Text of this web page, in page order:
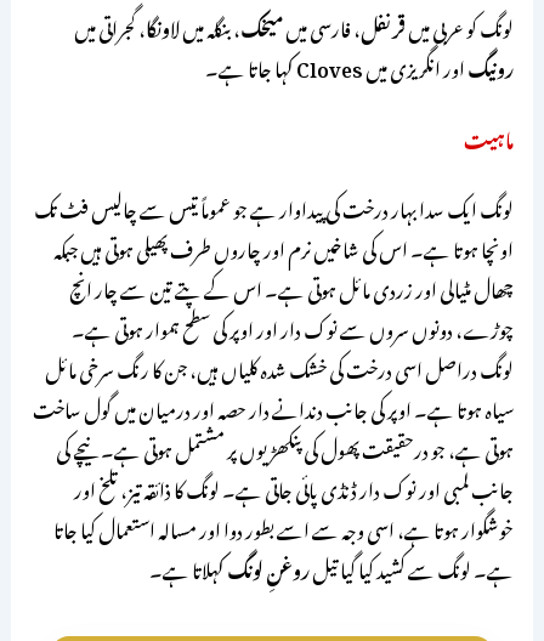
لونگ کو عربی میںقرنفل، فارسی میںمیخک، بنگلہ میںلاونگا، گجراتی میں
رونیگاور انگریزی میںClovesکہا جاتا ہے۔
ماہیت
لونگ ایک سدا بہار درخت کی پیداوار ہے جو عموماً تیس سے چالیس فٹ تک
اونچا ہوتا ہے۔ اس کی شاخیں نرم اور چاروں طرف پھیلی ہوتی ہیں جبکہ
چھال مٹیالی اور زردی مائل ہوتی ہے۔ اس کے پتے تین سے چار انچ
چوڑے، دونوں سروں سے نوک دار اور اوپر کی سطح ہموار ہوتی ہے۔
لونگ دراصل اسی درخت کی خشک شدہ کلیاں ہیں، جن کا رنگ سرخی مائل
سیاہ ہوتا ہے۔ اوپر کی جانب دندانے دار حصہ اور درمیان میں گول ساخت
ہوتی ہے، جو درحقیقت پھول کی پنکھڑیوں پر مشتمل ہوتی ہے۔ نیچے کی
جانب لمبی اور نوک دار ڈنڈی پائی جاتی ہے۔ لونگ کا ذائقہ تیز، تلخ اور
خوشگوار ہوتا ہے، اسی وجہ سے اسے بطور دوا اور مسالہ استعمال کیا جاتا
ہے۔ لونگ سے کشید کیا گیا تیلروغنِ لونگکہلاتا ہے۔